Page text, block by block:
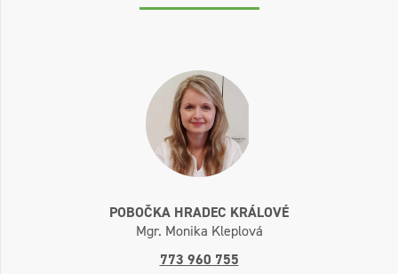
POBOČKA HRADEC KRÁLOVÉ
Mgr. Monika Kleplová
773 960 755